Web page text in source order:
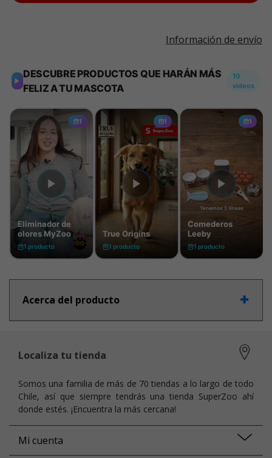
Información de envío
Acerca del producto
Localiza tu tienda
Somos una familia de más de 70 tiendas a lo largo de todo
Chile, así que siempre tendrás una tienda SuperZoo ahí
donde estés. ¡Encuentra la más cercana!
Mi cuenta